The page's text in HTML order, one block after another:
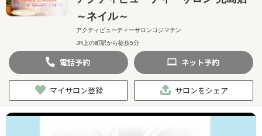
ジャンルを選択
キーワードで検索
～ネイル～
アクティビューティーサロンコジマテン
JR上の町駅から徒歩5分
電話予約 ネット予約
マイサロン登録 サロンをシェア